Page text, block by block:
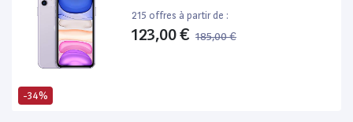
-34%
215 offres à partir de :
123,00 € 185,00 €